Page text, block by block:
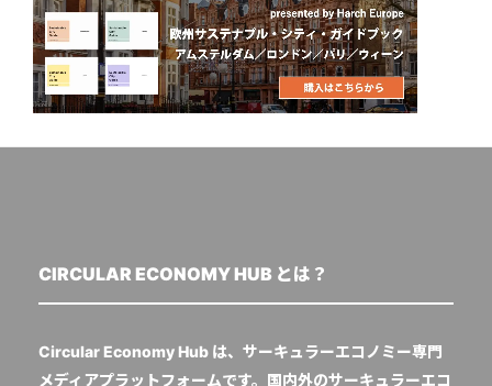
CIRCULAR ECONOMY HUB とは？
Circular Economy Hub は、サーキュラーエコノミー専門
メディアプラットフォームです。国内外のサーキュラーエコ